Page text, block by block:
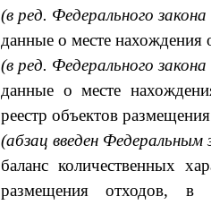
(в ред. Федерального
данные о месте нахождения
(в ред. Федерального
данные о месте
реестр объектов
(абзац введен
баланс количественных
размещения отходов, в